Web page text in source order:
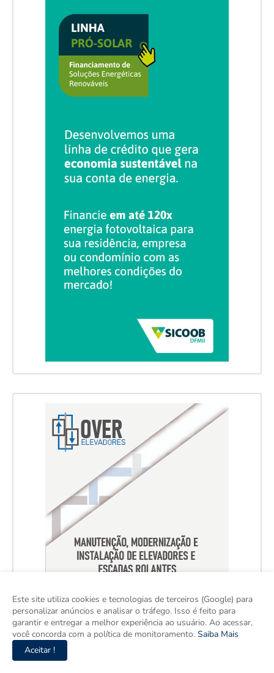
Este site utiliza cookies e tecnologias de terceiros (Google) para
personalizar anúncios e analisar o tráfego. Isso é feito para
garantir e entregar a melhor experiência ao usuário. Ao acessar,
você concorda com a política de monitoramento. Saiba Mais
Aceitar !